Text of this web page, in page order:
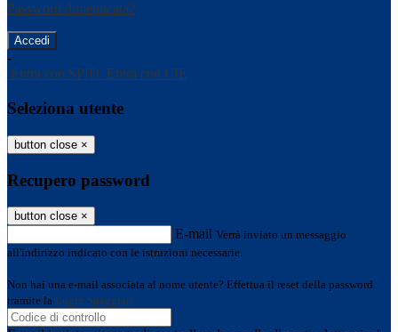
Password dimenticata?
-
Entra con SPID Entra con CIE
Seleziona utente
button close ×
Recupero password
button close ×
E-mail Verrà inviato un messaggio
all'indirizzo indicato con le istruzioni necessarie.
Non hai una e-mail associata al nome utente? Effettua il reset della password
tramite la Login Spaggiari